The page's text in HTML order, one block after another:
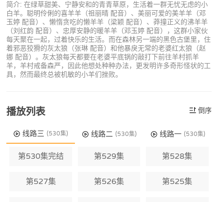
简介: 在绿草甜美、宁静安和的青青草原，生活着一群无忧无虑的小
白羊。聪明伶俐的喜羊羊（祖丽晴 配音）、美丽可爱的美羊羊（邓
玉婷 配音）、懒惰贪吃的懒羊羊（梁颖 配音）、莽撞正义的沸羊羊
（刘红韵 配音）、忠厚安静的暖羊羊（邓玉婷 配音），这群小家伙
每天聚在一起，过着快乐的生活。而在森林另一端的黑色古堡里，住
着邪恶狡猾的灰太狼（张琳 配音）和他暴戾无常的老婆红太狼（赵
娜 配音）。灰太狼每天都要在老婆平底锅的敲打下前往羊村抓羊
羊，羊村戒备森严，因此他想处种种办法，更发明许多奇形怪状的工
具，然而最终总被机敏的小羊们挫败。
播放列表 倒序
线路三 (530集) 线路二 (530集) 线路一 (530集)
第530集完结 第529集 第528集
第527集 第526集 第525集